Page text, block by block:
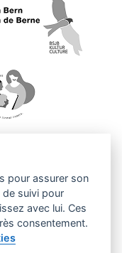
pour assurer son
suivi pour
avec lui. Ces
consentement.